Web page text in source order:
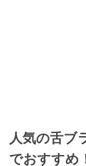
人気の舌ブ
でおすすめ